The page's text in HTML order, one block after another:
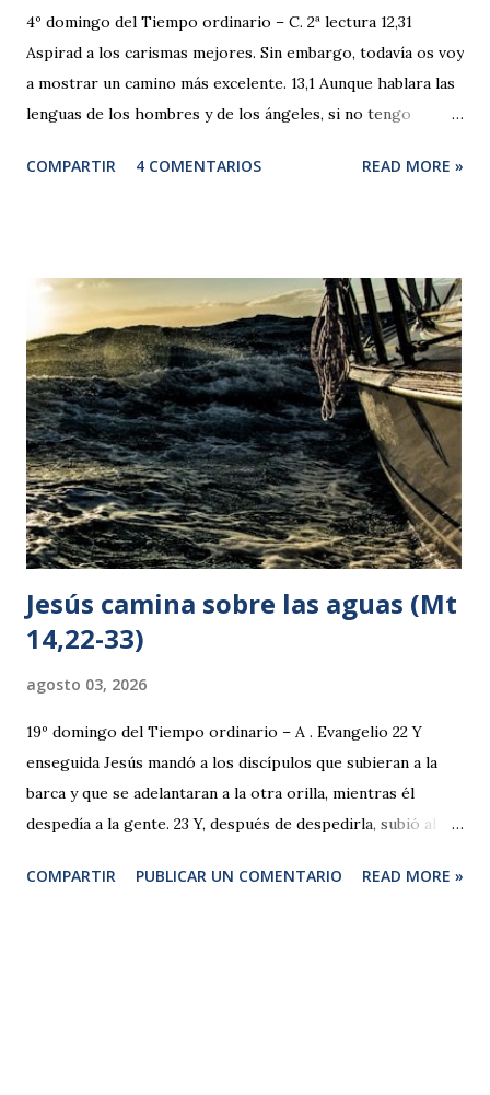
4º domingo del Tiempo ordinario – C. 2ª lectura 12,31
Aspirad a los carismas mejores. Sin embargo, todavía os voy
a mostrar un camino más excelente. 13,1 Aunque hablara las
lenguas de los hombres y de los ángeles, si no tengo
platillos. 2 Y aunque tuviera el don de profecía y conociera
entregara mi cuerpo para dejarme quemar, si no tengo
caridad, de nada me aprovecharía. 4 La caridad es paciente,
la caridad es amable; no es envidiosa, no obra con soberbia,
no se jacta, 5 no es ambiciosa, no busca lo suyo, no se irrita,
no toma en cuenta el mal, 6 no se alegra por la injusticia, se
complace en la verdad; 7 todo lo aguanta, todo lo cree, todo
lo espera, todo lo soporta. 8 La caridad n...
COMPARTIR 4 COMENTARIOS READ MORE »
Jesús camina sobre las aguas (Mt
14,22-33)
agosto 03, 2026
19º domingo del Tiempo ordinario – A . Evangelio 22 Y
enseguida Jesús mandó a los discípulos que subieran a la
barca y que se adelantaran a la otra orilla, mientras él
despedía a la gente. 23 Y, después de despedirla, subió al
solo allí. 24 Mientras tanto, la barca ya se había alejado de
COMPARTIR PUBLICAR UN COMENTARIO READ MORE »